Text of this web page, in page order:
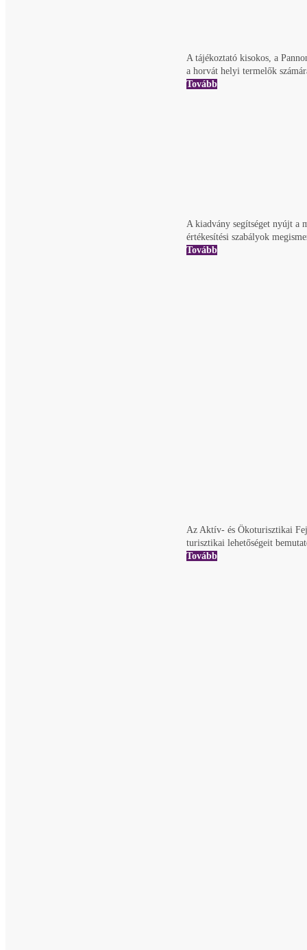
A tájékoztató kisokos, a
a horvát helyi termelők
Tovább
A kiadvány segítséget nyújt a
értékesítési szabályok
Tovább
Az Aktív- és Ökoturisztikai
turisztikai lehetőségeit
Tovább